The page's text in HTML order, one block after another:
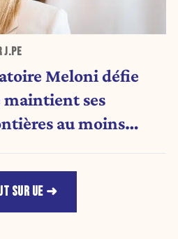
J.PE
Meloni défie
maintient ses
au moins
SUR UE